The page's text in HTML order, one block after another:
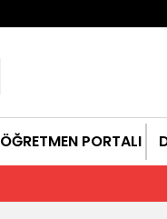
ÖĞRETMEN PORTALI